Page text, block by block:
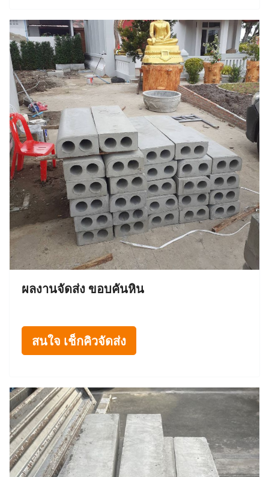
ผลงานจัดส่ง ขอบคันหิน
สนใจ เช็กคิวจัดส่ง